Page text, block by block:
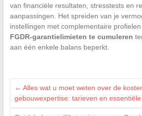
van financiële resultaten, stresstests en
aanpassingen. Het spreiden van je
instellingen met complementaire
FGDR-garantielimieten te cumuleren
aan één enkele balans beperkt.
← Alles wat u moet weten over de
gebouwexpertise: tarieven en